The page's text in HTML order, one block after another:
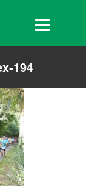
194